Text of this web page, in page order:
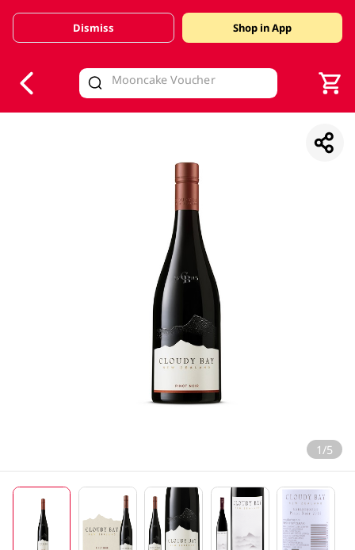
Valid Until 30 June 2026
Dismiss Shop in App
1/5